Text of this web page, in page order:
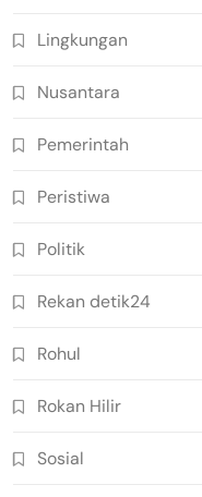
Lingkungan
Nusantara
Pemerintah
Peristiwa
Politik
Rekan detik24
Rohul
Rokan Hilir
Sosial